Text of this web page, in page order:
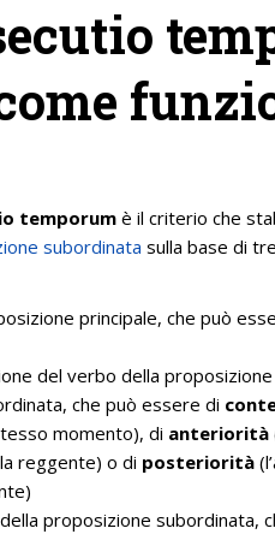
come
temporum è il criterio che
subordinata sulla base di
principale, che può
del verbo della
che può essere di
momento), di anteriorità
reggente) o di posteriorità
proposizione subordinata,